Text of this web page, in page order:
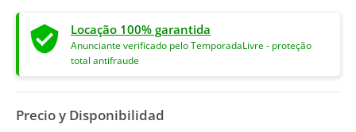
Locação 100% garantida
Anunciante verificado pelo TemporadaLivre - proteção
total antifraude
Precio y Disponibilidad